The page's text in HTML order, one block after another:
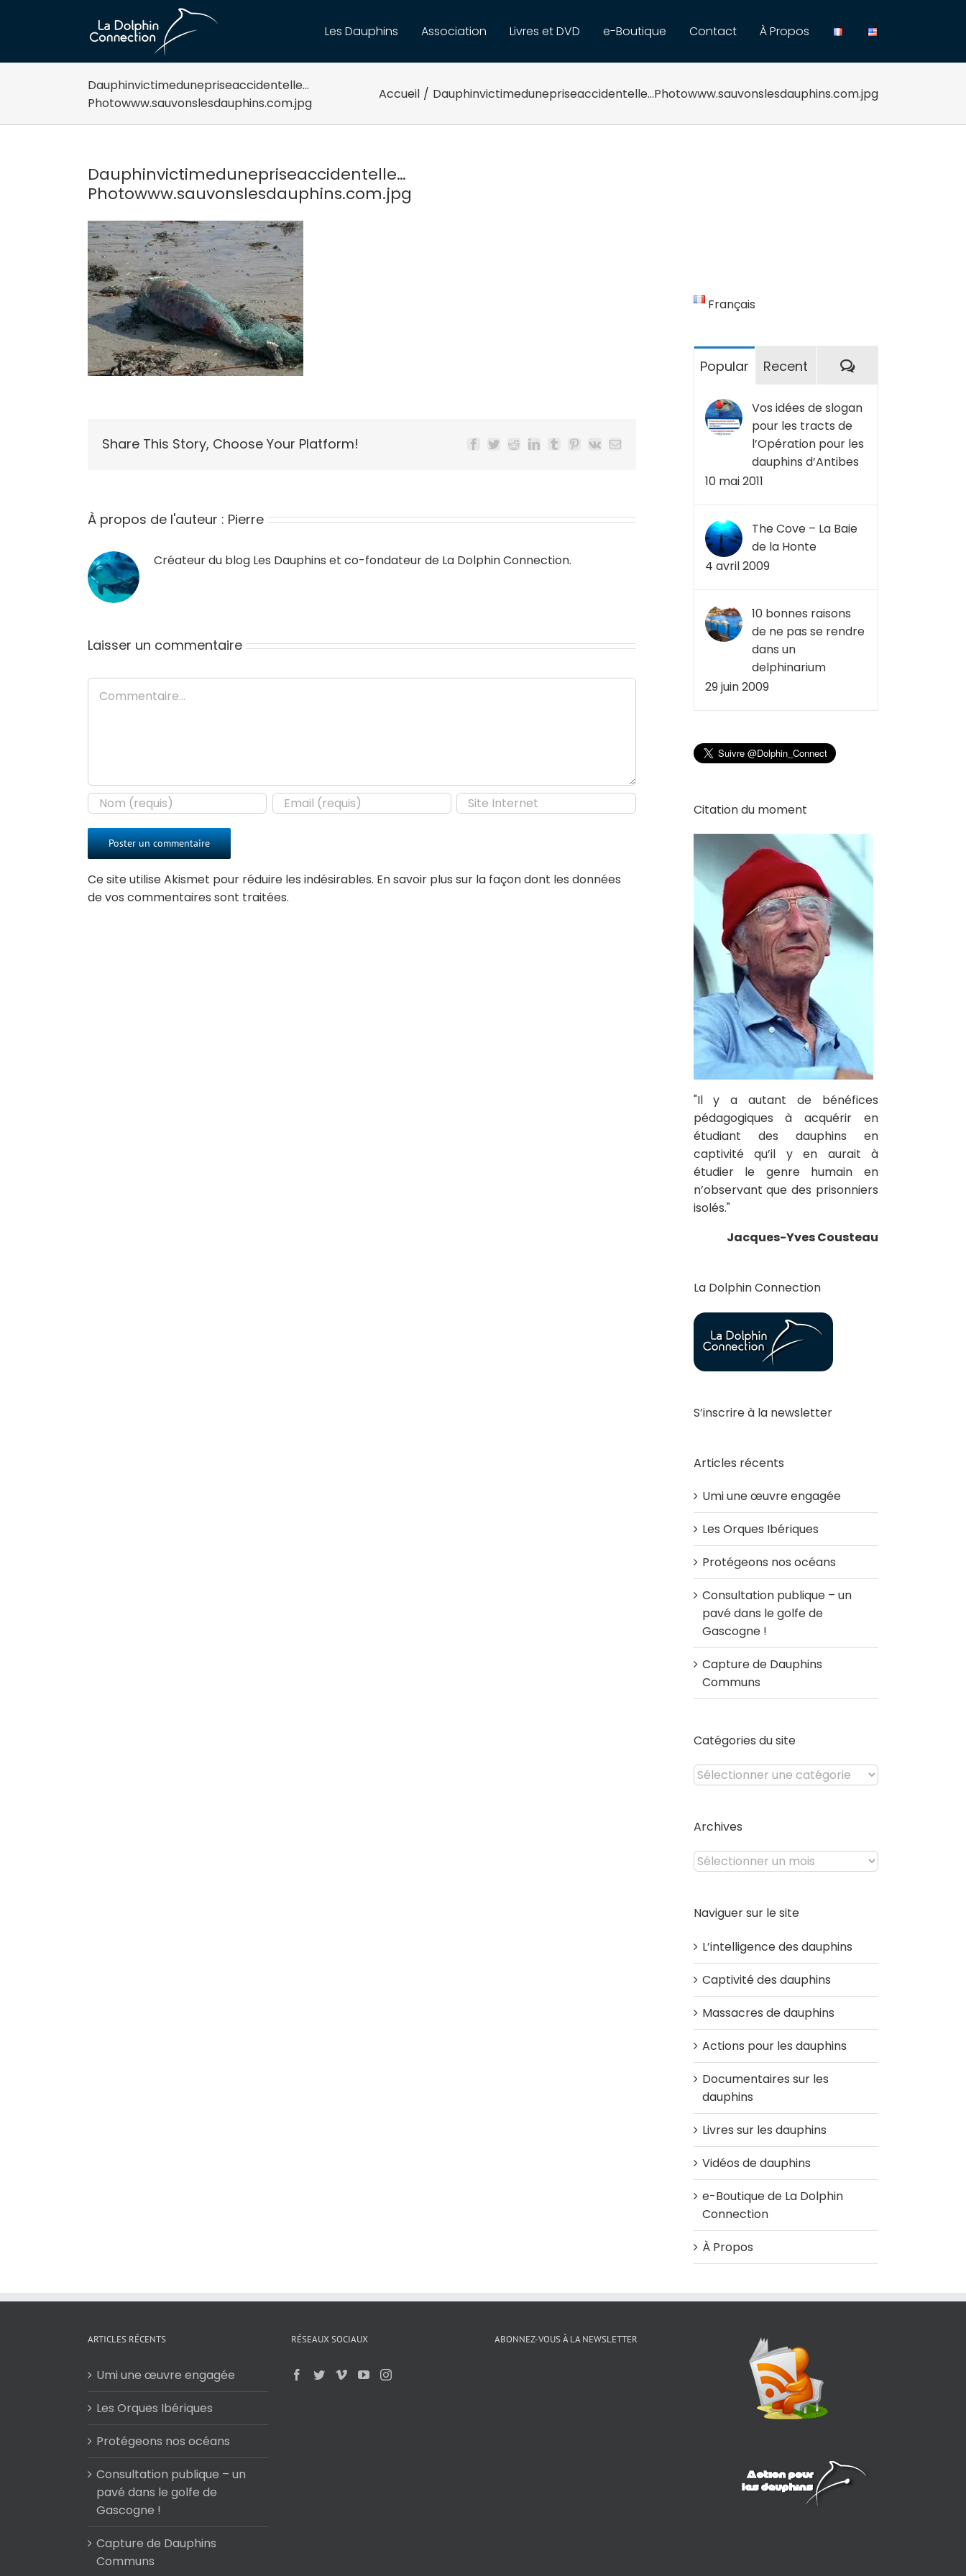
Les Dauphins Association Livres et DVD e-Boutique Contact À Propos
Dauphinvictimedunepriseaccidentelle…
Photowww.sauvonslesdauphins.com.jpg
Accueil / Dauphinvictimedunepriseaccidentelle…Photowww.sauvonslesdauphins.com.jpg
Dauphinvictimedunepriseaccidentelle…
Photowww.sauvonslesdauphins.com.jpg
Share This Story, Choose Your Platform! Facebook
TwitterRedditLinkedIn
TumblrPinterest
Vk Email
À propos de l'auteur : Pierre
Créateur du blog Les Dauphins et co-fondateur de La Dolphin Connection.
Laisser un commentaire
Commentaire
Ce site utilise Akismet pour réduire les indésirables. En savoir plus sur la façon dont les données
de vos commentaires sont traitées.
Français
Popular Recent Commentaires
Vos idées de slogan
pour les tracts de
l’Opération pour les
dauphins d’Antibes
10 mai 2011
The Cove – La Baie
de la Honte
4 avril 2009
10 bonnes raisons
de ne pas se rendre
dans un
delphinarium
29 juin 2009
Citation du moment
"Il y a autant de bénéfices
pédagogiques à acquérir en
étudiant des dauphins en
captivité qu’il y en aurait à
étudier le genre humain en
n’observant que des prisonniers
isolés."
Jacques-Yves Cousteau
La Dolphin Connection
S’inscrire à la newsletter
Articles récents
Umi une œuvre engagée
Les Orques Ibériques
Protégeons nos océans
Consultation publique – un
pavé dans le golfe de
Gascogne !
Capture de Dauphins
Communs
Catégories du site
Catégories
du
Archives
Archives
Naviguer sur le site
L’intelligence des dauphins
Captivité des dauphins
Massacres de dauphins
Actions pour les dauphins
Documentaires sur les
dauphins
Livres sur les dauphins
Vidéos de dauphins
e-Boutique de La Dolphin
Connection
À Propos
ARTICLES RÉCENTS
Umi une œuvre engagée
Les Orques Ibériques
Protégeons nos océans
Consultation publique – un
pavé dans le golfe de
Gascogne !
Capture de Dauphins
Communs
RÉSEAUX SOCIAUX ABONNEZ-VOUS À LA NEWSLETTER